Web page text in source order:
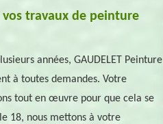
travaux de peinture
années, GAUDELET Peinture
à toutes demandes. Votre
tout en œuvre pour que cela se
18, nous mettons à votre